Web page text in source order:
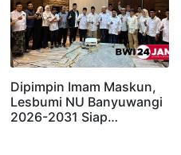
Dipimpin Imam Maskun,
Lesbumi NU Banyuwangi
2026-2031 Siap…